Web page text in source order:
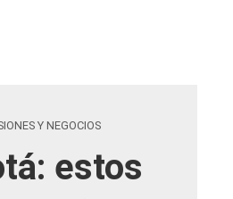
Y NEGOCIOS
estos